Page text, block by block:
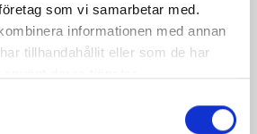
som vi samarbetar med.
informationen med annan
tillhandahållit eller som de har
you prefer to learn more